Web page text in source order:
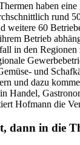
haben
rund
weitere 60
Betrieb
in den
und
und dazu
Handel,
Hofmann die
dann in die